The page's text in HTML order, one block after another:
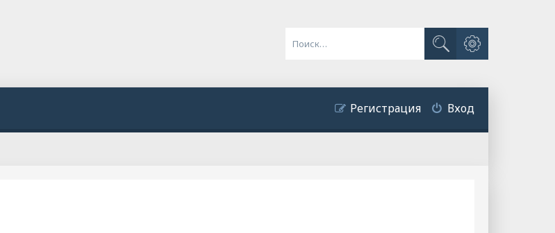
Поиск
Расширенный поиск
Вход
Регистрация